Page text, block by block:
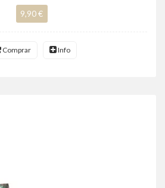
9,90 €
Comprar Info